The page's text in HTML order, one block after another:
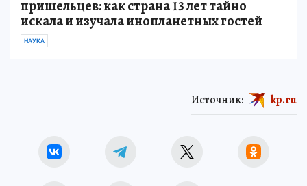
пришельцев: как страна 13 лет тайно
искала и изучала инопланетных гостей
НАУКА
Источник: kp.ru